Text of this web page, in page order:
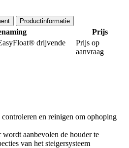
Productinformatie
Prijs
drijvende
Prijs op
aanvraag
en reinigen om ophoping
aanbevolen de houder te
van het steigersysteem